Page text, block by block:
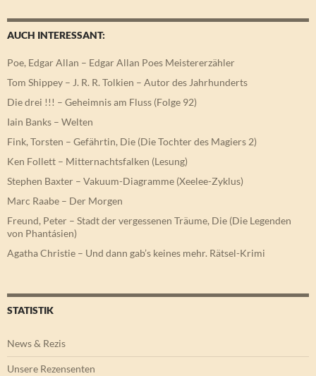
AUCH INTERESSANT:
Poe, Edgar Allan – Edgar Allan Poes Meistererzähler
Tom Shippey – J. R. R. Tolkien – Autor des Jahrhunderts
Die drei !!! – Geheimnis am Fluss (Folge 92)
Iain Banks – Welten
Fink, Torsten – Gefährtin, Die (Die Tochter des Magiers 2)
Ken Follett – Mitternachtsfalken (Lesung)
Stephen Baxter – Vakuum-Diagramme (Xeelee-Zyklus)
Marc Raabe – Der Morgen
Freund, Peter – Stadt der vergessenen Träume, Die (Die Legenden
von Phantásien)
Agatha Christie – Und dann gab’s keines mehr. Rätsel-Krimi
STATISTIK
News & Rezis
Unsere Rezensenten